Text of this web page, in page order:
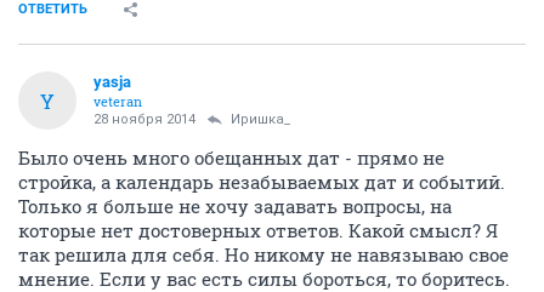
ОТВЕТИТЬ
Y
yasja
veteran
28 ноября 2014 Иришка_
Было очень много обещанных дат - прямо не
стройка, а календарь незабываемых дат и событий.
Только я больше не хочу задавать вопросы, на
которые нет достоверных ответов. Какой смысл? Я
так решила для себя. Но никому не навязываю свое
мнение. Если у вас есть силы бороться, то боритесь.